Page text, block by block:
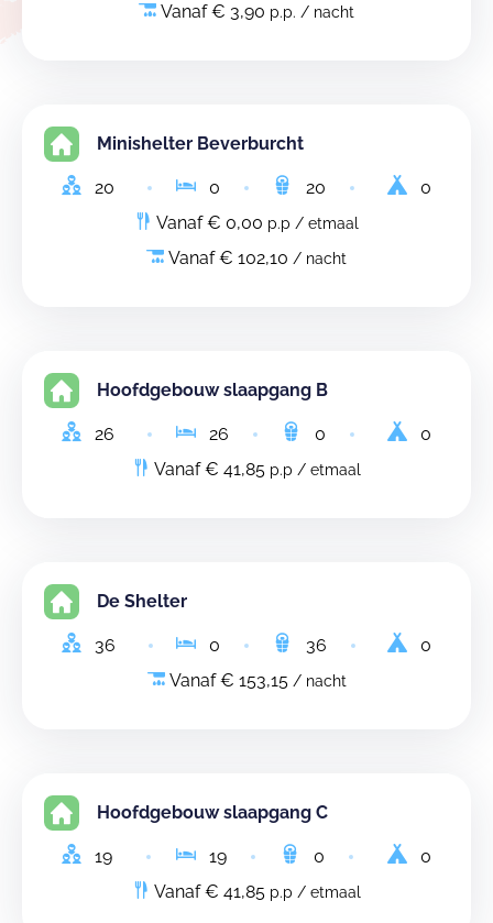
Vanaf € 3,90 p.p. / nacht
Minishelter Beverburcht
20 0 20
0
Vanaf € 0,00 p.p / etmaal
Vanaf € 102,10 / nacht
Hoofdgebouw slaapgang B
26 26 0
0
Vanaf € 41,85 p.p / etmaal
De Shelter
36 0 36
0
Vanaf € 153,15 / nacht
Hoofdgebouw slaapgang C
19 19 0
0
Vanaf € 41,85 p.p / etmaal